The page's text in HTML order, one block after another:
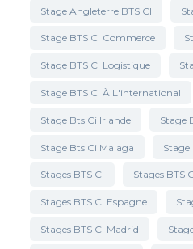
Stage Angleterre BTS CI
Stage BTS CI Commerce
Stage BTS CI Logistique
Stage BTS CI À L'international
Stage Bts Ci Irlande Stage
Stage Bts Ci Malaga Stage
Stages BTS CI Stages BTS
Stages BTS CI Espagne
Stages BTS CI Madrid